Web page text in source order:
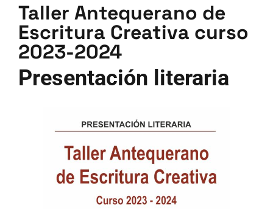
Taller Antequerano de
Escritura Creativa curso
2023-2024
Presentación literaria